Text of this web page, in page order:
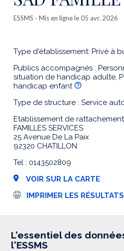
ESSMS - Mis en ligne le 05 avr. 2026
Type d'établissement: Privé à
Publics accompagnés :
situation de handicap adulte,
handicap enfant
Type de structure : Service
Etablissement de rattachement
FAMILLES SERVICES
25 Avenue De La Paix
92320 CHATILLON
Tel : 0143502809
VOIR SUR LA CARTE
I
s
i
IMPRIMER LES
L'essentiel des
l'ESSMS